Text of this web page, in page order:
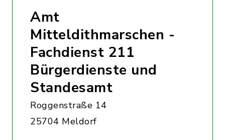
Amt
Mitteldithmarschen -
Fachdienst 211
Bürgerdienste und
Standesamt
Roggenstraße 14
25704 Meldorf